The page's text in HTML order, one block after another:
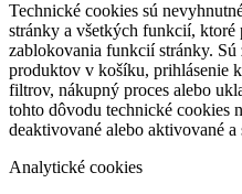
Technické cookies sú
stránky a všetkých funkcií,
zablokovania funkcií stránky.
produktov v košíku, prihlásenie
filtrov, nákupný proces alebo
tohto dôvodu technické cookies
deaktivované alebo aktivované
Analytické cookies